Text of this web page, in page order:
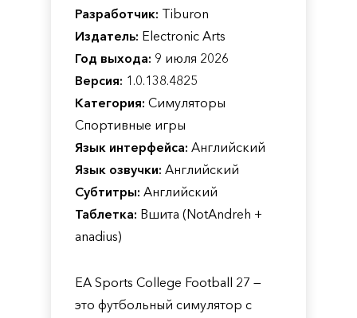
Разработчик: Tiburon
Издатель: Electronic Arts
Год выхода: 9 июля 2026
Версия: 1.0.138.4825
Категория: Симуляторы
Спортивные игры
Язык интерфейса: Английский
Язык озвучки: Английский
Субтитры: Английский
Таблетка: Вшита (NotAndreh +
anadius)
EA Sports College Football 27 —
это футбольный симулятор с